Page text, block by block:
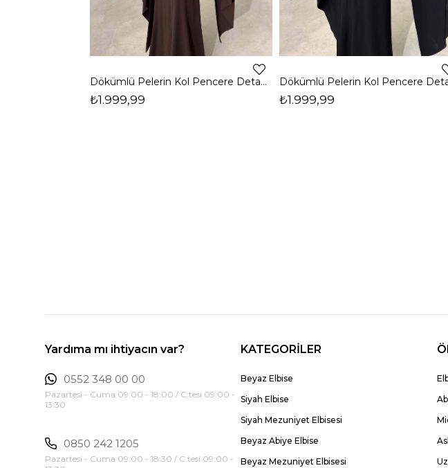
Dökümlü Pelerin Kol Pencere Detaylı Maxi Kahverengi Arlev Kadın Elbise 26Y511
₺1.999,99 ₺1.999,99
Yardıma mı ihtiyacın var?
0552 348 00 00
Pazartesi - Cuma 09:00 - 18:00 / C.tesi 09:00 -
13:30
0850 242 1205
Pazartesi - Cuma 09:00 - 18:30 / C.tesi 09:00 -
KATEGORİLER
Beyaz Elbise
Siyah Elbise
Siyah Mezuniyet Elbisesi
Beyaz Abiye Elbise
Beyaz Mezuniyet Elbisesi